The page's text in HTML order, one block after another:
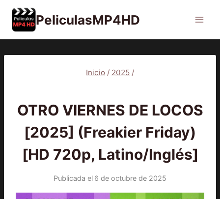
Saltar
contenido
PeliculasMP4HD
Inicio / 2025 /
OTRO VIERNES DE LOCOS
[2025] (Freakier Friday)
[HD 720p, Latino/Inglés]
Publicada el 6 de octubre de 2025